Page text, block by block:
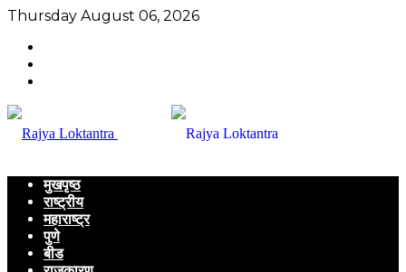
Thursday August 06, 2026
मुखपृष्ठ
राष्ट्रीय
महाराष्ट्र
पुणे
बीड